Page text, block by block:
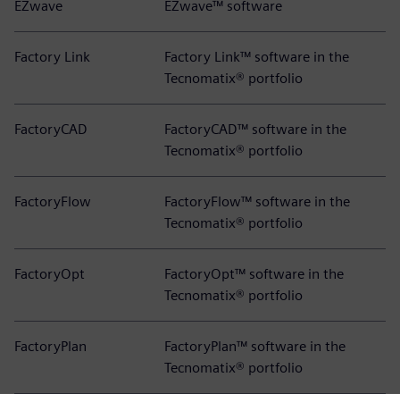
EZwave EZwave™ software
Factory Link
Factory Link™ software in the
Tecnomatix® portfolio
FactoryCAD
FactoryCAD™ software in the
Tecnomatix® portfolio
FactoryFlow
FactoryFlow™ software in the
Tecnomatix® portfolio
FactoryOpt
FactoryOpt™ software in the
Tecnomatix® portfolio
FactoryPlan
FactoryPlan™ software in the
Tecnomatix® portfolio